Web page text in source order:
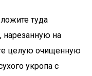
туда
на
целую очищенную
укропа с